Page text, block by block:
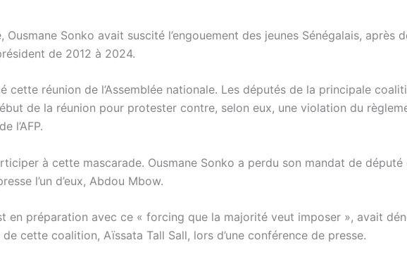
Sonko avait suscité l’engouement des jeunes Sénégalais, après
de 2012 à 2024.
cette réunion de l’Assemblée nationale. Les députés de la principale
de la réunion pour protester contre, selon eux, une violation du
l’AFP.
à cette mascarade. Ousmane Sonko a perdu son mandat de député
l’un d’eux, Abdou Mbow.
en préparation avec ce « forcing que la majorité veut imposer », avait
cette coalition, Aïssata Tall Sall, lors d’une conférence de presse.